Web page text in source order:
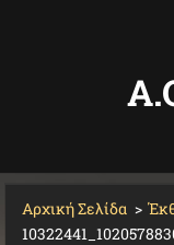
Αρχική Σελίδα >